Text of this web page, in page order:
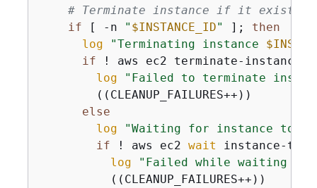
# Terminate instance if it exists
if [ -n " $INSTANCE_ID" ]; then
log
"Terminating instance
if ! aws ec2 terminate-
log
"Failed to terminate
        ((CLEANUP_FAILURES++))
else
log
"Waiting for instance to
if ! aws ec2 wait instance-
log
"Failed while waiting
          ((CLEANUP_FAILURES++))